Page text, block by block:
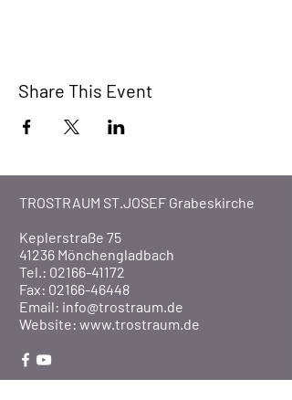
Share This Event
TROSTRAUM ST.JOSEF Grabeskirche
Keplerstraße 75
41236 Mönchengladbach
Tel.: 02166-41172
Fax: 02166-46448
Email: info@trostraum.de
Website: www.trostraum.de